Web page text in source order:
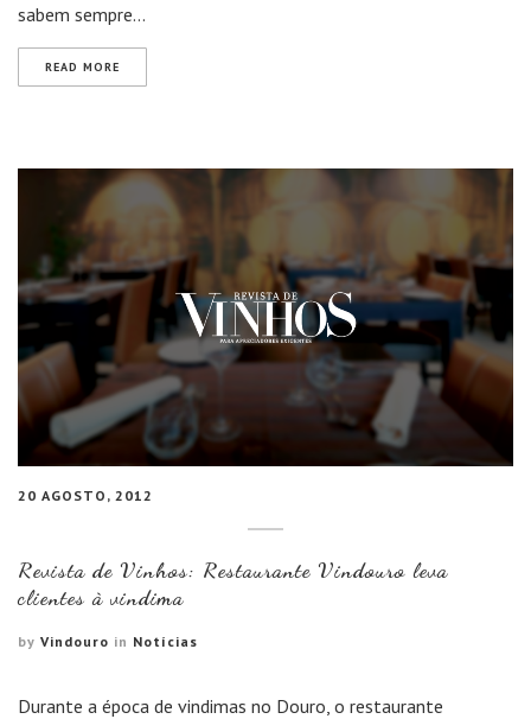
sabem sempre…
READ MORE
20 AGOSTO, 2012
Revista de Vinhos: Restaurante Vindouro leva
clientes à vindima
by Vindouro in Notícias
Durante a época de vindimas no Douro, o restaurante